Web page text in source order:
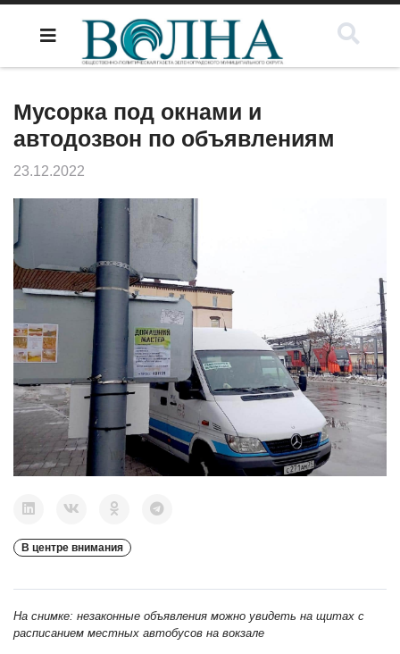
Мусорка под окнами и
автодозвон по объявлениям
23.12.2022
В центре внимания
На снимке: незаконные объявления можно увидеть на щитах с
расписанием местных автобусов на вокзале